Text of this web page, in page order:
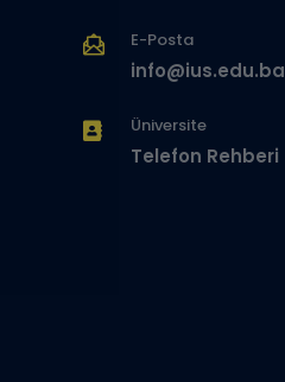
E-Posta
info@ius.edu.ba
Üniversite
Telefon Rehberi